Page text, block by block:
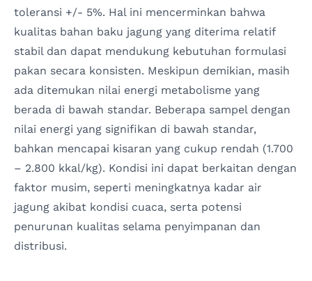
toleransi +/- 5%. Hal ini mencerminkan bahwa
kualitas bahan baku jagung yang diterima relatif
stabil dan dapat mendukung kebutuhan formulasi
pakan secara konsisten. Meskipun demikian, masih
ada ditemukan nilai energi metabolisme yang
berada di bawah standar. Beberapa sampel dengan
nilai energi yang signifikan di bawah standar,
bahkan mencapai kisaran yang cukup rendah (1.700
– 2.800 kkal/kg). Kondisi ini dapat berkaitan dengan
faktor musim, seperti meningkatnya kadar air
jagung akibat kondisi cuaca, serta potensi
penurunan kualitas selama penyimpanan dan
distribusi.